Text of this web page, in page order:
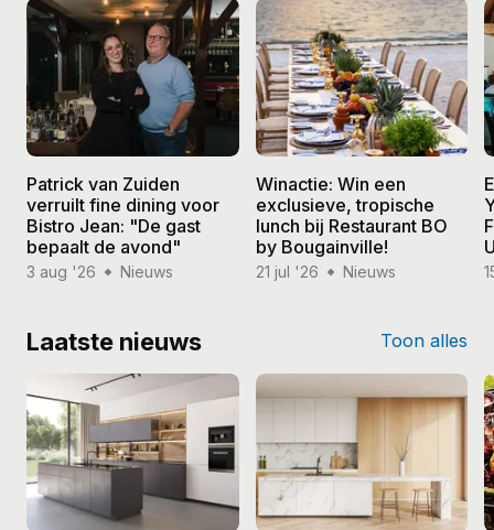
Patrick van Zuiden
verruilt fine dining voor
Bistro Jean: "De gast
bepaalt de avond"
3 aug '26 Nieuws
Winactie: Win een
exclusieve, tropische
lunch bij Restaurant BO
by Bougainville!
21 jul '26 Nieuws
Laatste nieuws Toon alles